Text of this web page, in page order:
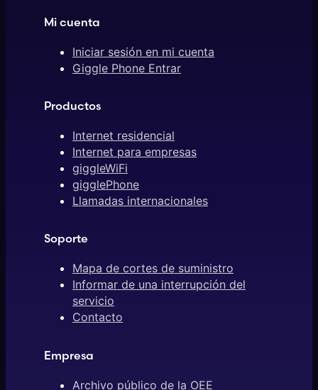
Mi cuenta
Iniciar sesión en mi cuenta
Giggle Phone Entrar
Productos
Internet residencial
Internet para empresas
giggleWiFi
gigglePhone
Llamadas internacionales
Soporte
Mapa de cortes de suministro
Informar de una interrupción del
servicio
Contacto
Empresa
Archivo público de la OEE